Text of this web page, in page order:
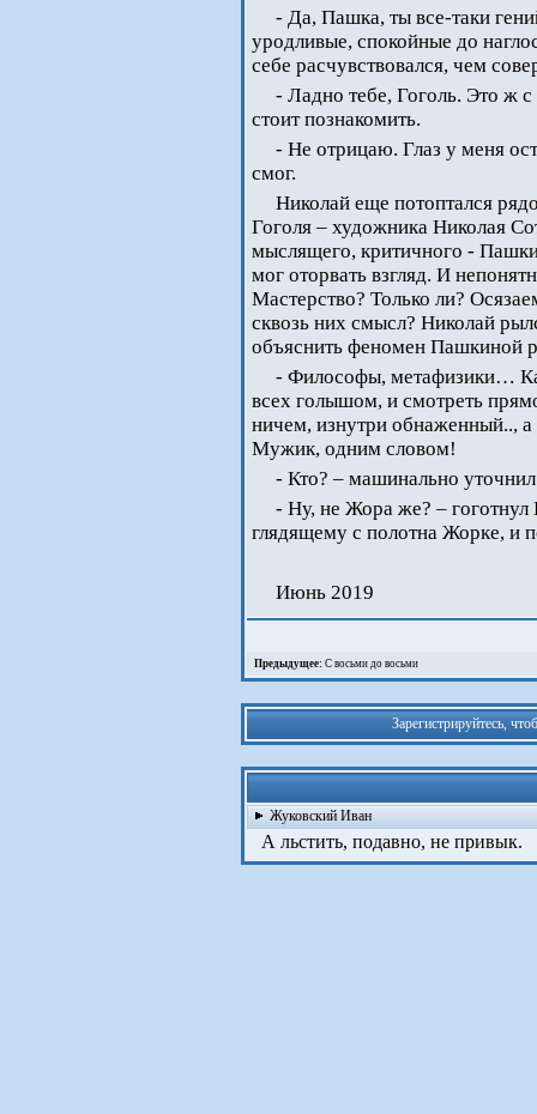
- Да, Пашка, ты все-таки
уродливые, спокойные до
себе расчувствовался, чем
- Ладно тебе, Гоголь. Это ж с
стоит познакомить.
- Не отрицаю. Глаз у меня
смог.
Николай еще потоптался
Гоголя – художника Николая
мыслящего, критичного -
мог оторвать взгляд. И
Мастерство? Только ли?
сквозь них смысл? Николай
объяснить феномен Пашкиной
- Философы, метафизики…
всех голышом, и смотреть
ничем, изнутри
Мужик, одним словом!
- Кто? – машинально
- Ну, не Жора же? – гоготнул
глядящему с полотна Жорке, и
Июнь 2019
Предыдущее: С восьми до восьми
Зарегистрируйтесь,
Жуковский Иван
А льстить, подавно, не привык.